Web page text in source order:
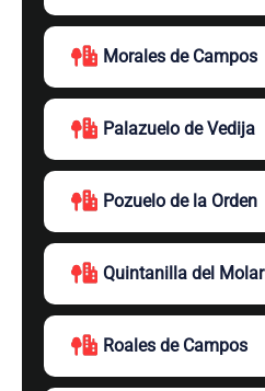
Morales de Campos
Palazuelo de Vedija
Pozuelo de la Orden
Quintanilla del Molar
Roales de Campos